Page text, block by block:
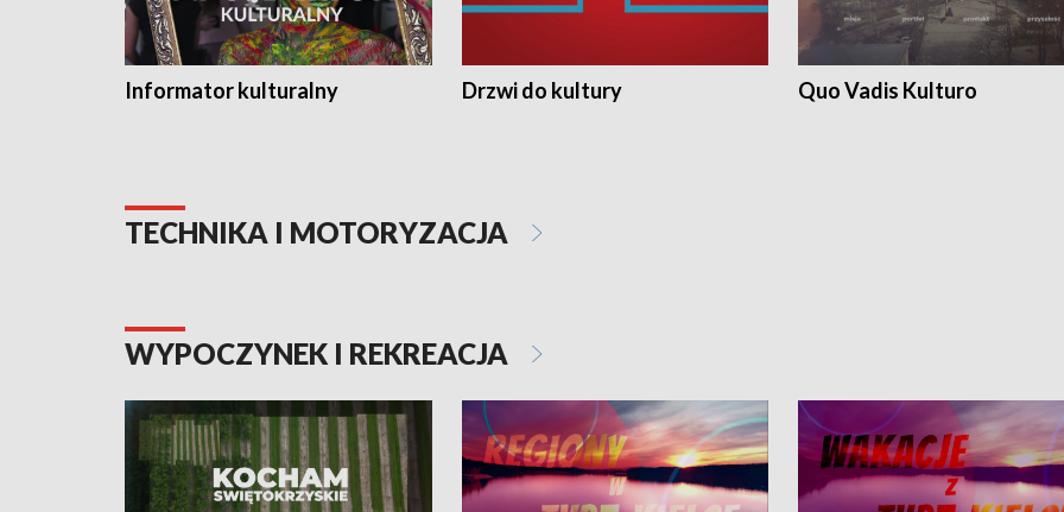
Informator kulturalny Drzwi do kultury Quo Vadis Kulturo
TECHNIKA I MOTORYZACJA
WYPOCZYNEK I REKREACJA